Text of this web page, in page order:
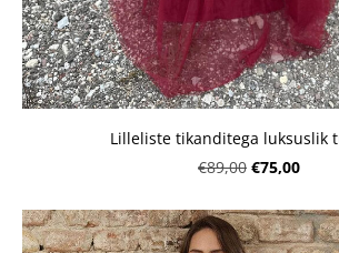
Lilleliste tikanditega luksuslik
€89,00 €75,00